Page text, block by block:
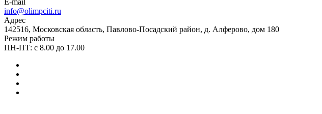
E-mail
info@olimpciti.ru
Адрес
142516, Московская область, Павлово-Посадский район, д. Алферово, дом 180
Режим работы
ПН-ПТ: с 8.00 до 17.00